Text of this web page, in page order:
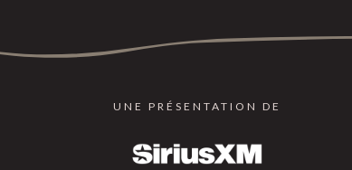
UNE PRÉSENTATION DE